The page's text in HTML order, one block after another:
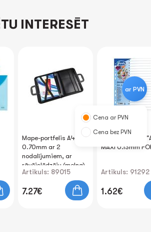
INTERESĒT
Mape-portfelis A4
0.70mm ar 2
nodalījumiem, ar
rāvējslēdzēju (melna)
Artikuls: 89015
7.27€
Sadalītājs A4+
MAXI 0.13mm
Artikuls: 91292
1.62€
ar PVN
Cena ar PVN
Cena bez PVN